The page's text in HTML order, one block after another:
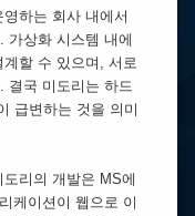
하는 회사 내에서
가상화 시스템 내에
할 수 있으며, 서로
결국 미도리는 하드
급변하는 것을 의미
리의 개발은 MS에
케이션이 웹으로 이